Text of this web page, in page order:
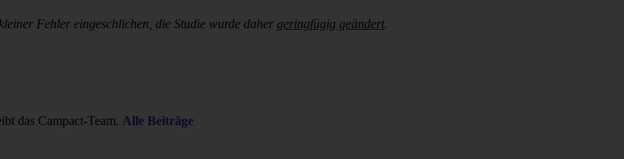
Fehler eingeschlichen, die Studie wurde daher geringfügig geändert.
das Campact-Team. Alle Beiträge